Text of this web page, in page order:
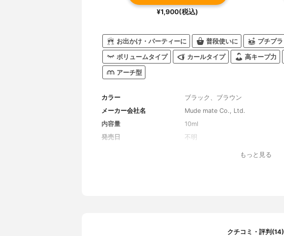
¥1,900(税込)
お出かけ・パーティーに 普段使いに プチプラ
ボリュームタイプ カールタイプ 高キープ力
アーチ型
カラー
ブラック、ブラウン
メーカー会社名
Mude mate Co., Ltd.
内容量
10ml
発売日
不明
もっと見る
クチコミ・評判(14)